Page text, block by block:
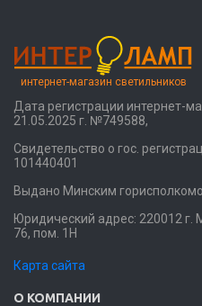
интернет-магазин светильников
Дата регистрации интернет-
21.05.2025 г. №749588,
Свидетельство о гос.
101440401
Выдано Минским
Юридический адрес: 220012 г.
76, пом. 1Н
Карта сайта
О КОМПАНИИ